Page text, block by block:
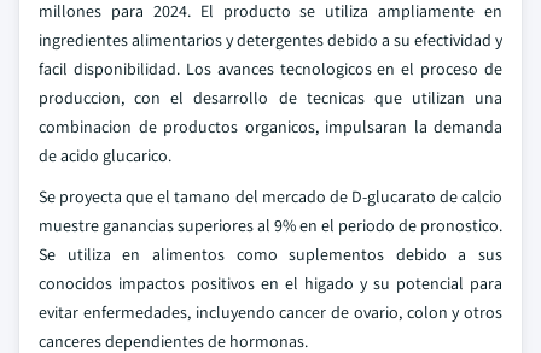
millones para 2024. El producto se utiliza ampliamente en
ingredientes alimentarios y detergentes debido a su efectividad y
facil disponibilidad. Los avances tecnologicos en el proceso de
produccion, con el desarrollo de tecnicas que utilizan una
combinacion de productos organicos, impulsaran la demanda
de acido glucarico.
Se proyecta que el tamano del mercado de D-glucarato de calcio
muestre ganancias superiores al 9% en el periodo de pronostico.
Se utiliza en alimentos como suplementos debido a sus
conocidos impactos positivos en el higado y su potencial para
evitar enfermedades, incluyendo cancer de ovario, colon y otros
canceres dependientes de hormonas.